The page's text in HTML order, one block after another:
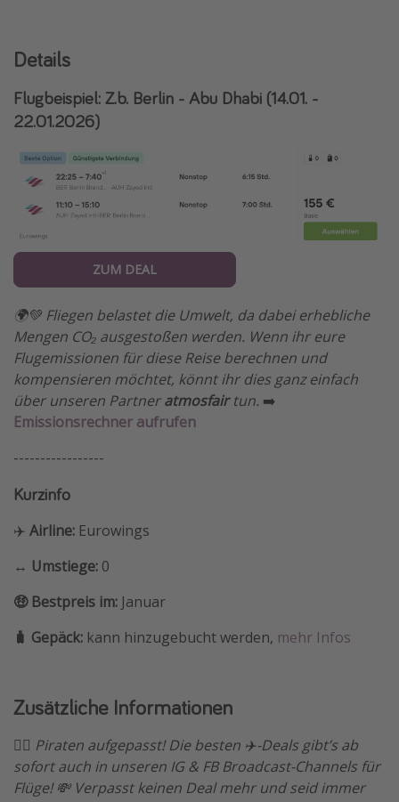
Details
Flugbeispiel: Z.b. Berlin - Abu Dhabi (14.01. -
22.01.2026)
ZUM DEAL
🌍💚 Fliegen belastet die Umwelt, da dabei erhebliche
Mengen CO₂ ausgestoßen werden. Wenn ihr eure
Flugemissionen für diese Reise berechnen und
kompensieren möchtet, könnt ihr dies ganz einfach
über unseren Partneratmosfairtun. ➡️
Emissionsrechner aufrufen
-----------------
Kurzinfo
✈️ Airline: Eurowings
↔️ Umstiege: 0
🤑 Bestpreis im: Januar
🧳 Gepäck: kann hinzugebucht werden, mehr Infos
Zusätzliche Informationen
🏴‍☠️ Piraten aufgepasst! Die besten ✈️-Deals gibt’s ab
sofort auch in unseren IG & FB Broadcast-Channels für
Flüge! 💸 Verpasst keinen Deal mehr und seid immer